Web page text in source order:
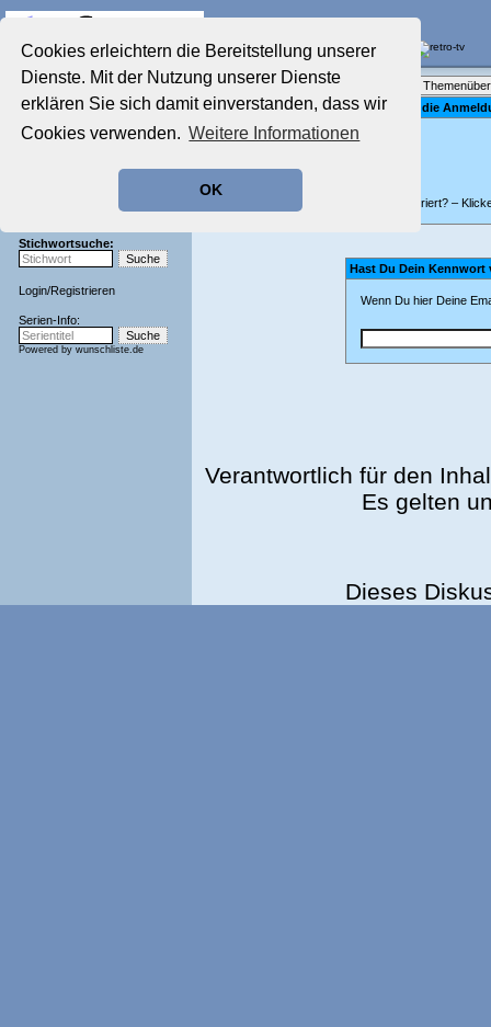
Cookies erleichtern die Bereitstellung unserer
Dienste. Mit der Nutzung unserer Dienste
erklären Sie sich damit einverstanden, dass wir
Cookies verwenden. Weitere Informationen
OK
Startseite
Aktuelles Forum
Film-Forum
Zeichentrick-Forum
Stichwortsuche:
Login/Registrieren
Serien-Info:
Powered by wunschliste.de
Bitte gib für die
Nicht registriert? –
Hast Du Dein Kennwort
Wenn Du hier Deine
Verantwortlich für den
Es gelten
Dieses